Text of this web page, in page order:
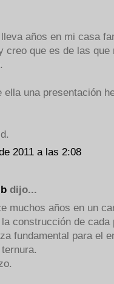
años en mi casa
creo que es de las que
ella una presentación
2011 a las 2:08
dijo...
muchos años en un
construcción de cada
fundamental para el